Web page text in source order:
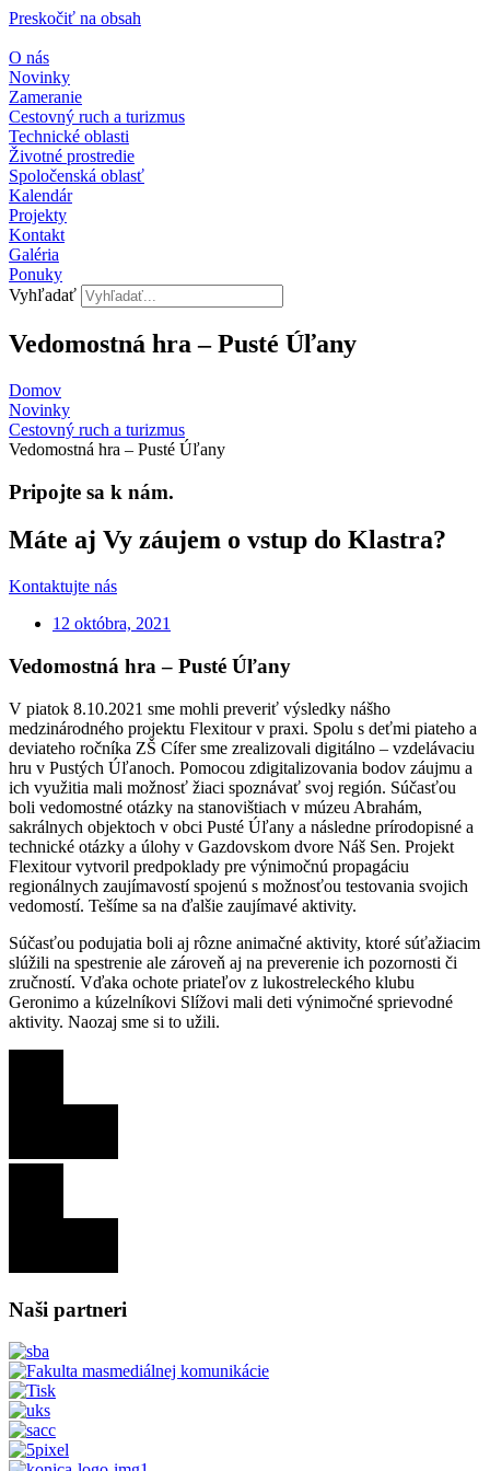
Preskočiť na obsah
O nás
Novinky
Zameranie
Cestovný ruch a turizmus
Technické oblasti
Životné prostredie
Spoločenská oblasť
Kalendár
Projekty
Kontakt
Galéria
Ponuky
Vyhľadať
Vedomostná hra – Pusté Úľany
Domov
Novinky
Cestovný ruch a turizmus​
Vedomostná hra – Pusté Úľany
Pripojte sa k nám.
Máte aj Vy záujem o vstup do Klastra?
Kontaktujte nás
12 októbra, 2021
Vedomostná hra – Pusté Úľany
V piatok 8.10.2021 sme mohli preveriť výsledky nášho
medzinárodného projektu Flexitour v praxi. Spolu s deťmi piateho a
deviateho ročníka ZŠ Cífer sme zrealizovali digitálno – vzdelávaciu
hru v Pustých Úľanoch. Pomocou zdigitalizovania bodov záujmu a
ich využitia mali možnosť žiaci spoznávať svoj región. Súčasťou
boli vedomostné otázky na stanovištiach v múzeu Abrahám,
sakrálnych objektoch v obci Pusté Úľany a následne prírodopisné a
technické otázky a úlohy v Gazdovskom dvore Náš Sen. Projekt
Flexitour vytvoril predpoklady pre výnimočnú propagáciu
regionálnych zaujímavostí spojenú s možnosťou testovania svojich
vedomostí. Tešíme sa na ďalšie zaujímavé aktivity.
Súčasťou podujatia boli aj rôzne animačné aktivity, ktoré súťažiacim
slúžili na spestrenie ale zároveň aj na preverenie ich pozornosti či
zručností. Vďaka ochote priateľov z lukostreleckého klubu
Geronimo a kúzelníkovi Slížovi mali deti výnimočné sprievodné
aktivity. Naozaj sme si to užili.
Naši partneri